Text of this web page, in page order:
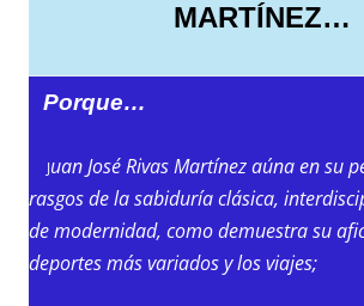
MARTÍNEZ…
Porque…
Juan José Rivas Martínez aúna en su
rasgos de la sabiduría clásica,
de modernidad, como demuestra su
deportes más variados y los viajes;